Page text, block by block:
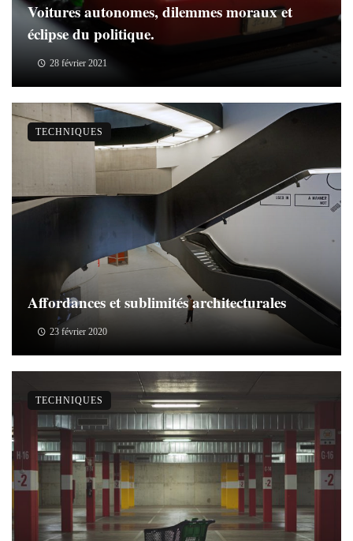
Voitures autonomes, dilemmes moraux et
éclipse du politique.
28 février 2021
Affordances et sublimités architecturales
23 février 2020
TECHNIQUES
TECHNIQUES